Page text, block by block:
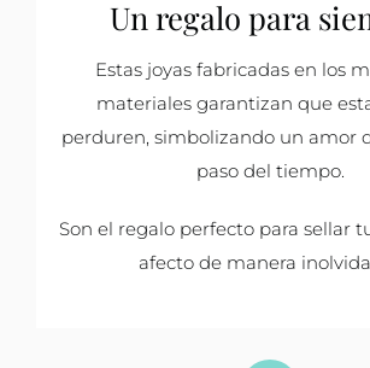
Un regalo para
Estas joyas fabricadas en los
materiales garantizan que
perduren, simbolizando un amor
paso del tiempo.
Son el regalo perfecto para sellar
afecto de manera